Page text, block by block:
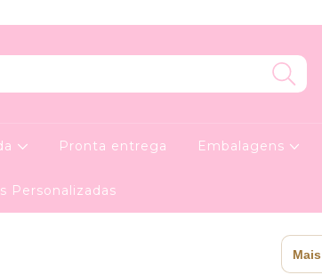
Pronta entrega Embalagens
Personalizadas